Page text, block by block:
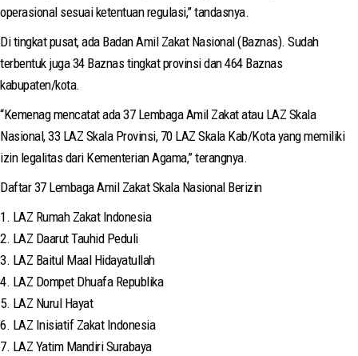
operasional sesuai ketentuan regulasi,” tandasnya.
Di tingkat pusat, ada Badan Amil Zakat Nasional (Baznas). Sudah
terbentuk juga 34 Baznas tingkat provinsi dan 464 Baznas
kabupaten/kota.
“Kemenag mencatat ada 37 Lembaga Amil Zakat atau LAZ Skala
Nasional, 33 LAZ Skala Provinsi, 70 LAZ Skala Kab/Kota yang memiliki
izin legalitas dari Kementerian Agama,” terangnya.
Daftar 37 Lembaga Amil Zakat Skala Nasional Berizin
1. LAZ Rumah Zakat Indonesia
2. LAZ Daarut Tauhid Peduli
3. LAZ Baitul Maal Hidayatullah
4. LAZ Dompet Dhuafa Republika
5. LAZ Nurul Hayat
6. LAZ Inisiatif Zakat Indonesia
7. LAZ Yatim Mandiri Surabaya